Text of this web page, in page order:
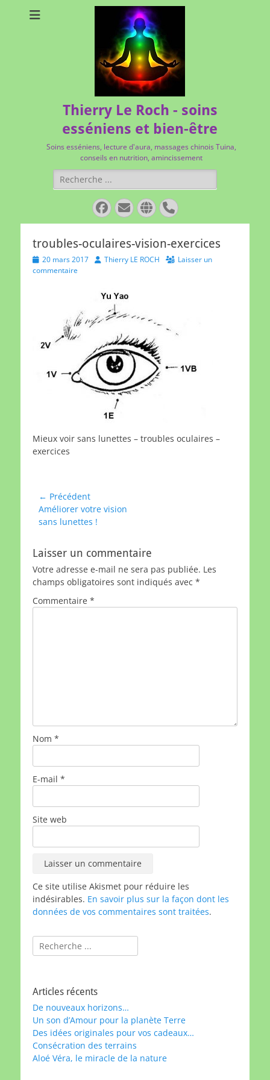
Thierry Le Roch - soins
esséniens et bien-être
Soins esséniens, lecture d'aura, massages chinois Tuina,
conseils en nutrition, amincissement
Rechercher :
Facebook
E-
mail
Site
web
Tél
troubles-oculaires-vision-exercices
Posted
on
20 mars 2017 Author
Thierry LE ROCH
Laisser un
commentaire
Mieux voir sans lunettes – troubles oculaires –
exercices
Navigation
de
l’article
← Précédent
Article
précédent :
Améliorer votre vision
sans lunettes !
Laisser un commentaire
Votre adresse e-mail ne sera pas publiée. Les
champs obligatoires sont indiqués avec *
Commentaire *
Nom *
E-mail *
Site web
Ce site utilise Akismet pour réduire les
indésirables. En savoir plus sur la façon dont les
données de vos commentaires sont traitées.
Rechercher :
Articles récents
De nouveaux horizons…
Un son d’Amour pour la planète Terre
Des idées originales pour vos cadeaux…
Consécration des terrains
Aloé Véra, le miracle de la nature